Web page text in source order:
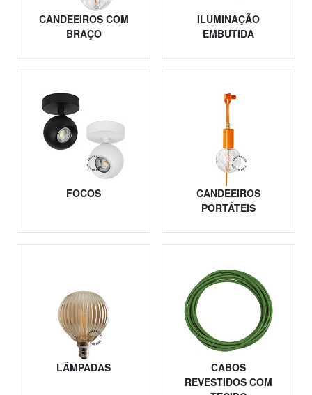
CANDEEIROS COM
BRAÇO
ILUMINAÇÃO
EMBUTIDA
FOCOS
CANDEEIROS
PORTÁTEIS
LÂMPADAS
CABOS
REVESTIDOS COM